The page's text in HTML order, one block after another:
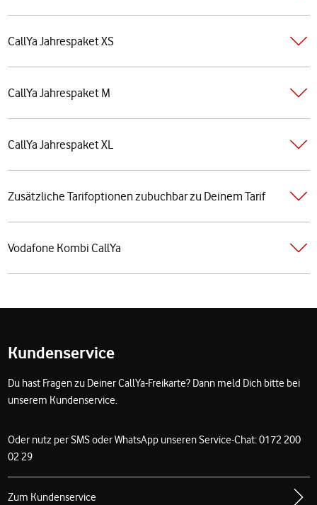
CallYa Jahrespaket XS
CallYa Jahrespaket M
CallYa Jahrespaket XL
Zusätzliche Tarifoptionen zubuchbar zu Deinem Tarif
Vodafone Kombi CallYa
Kundenservice
Du hast Fragen zu Deiner CallYa-Freikarte? Dann meld Dich bitte bei
unserem Kundenservice.
Oder nutz per SMS oder WhatsApp unseren Service-Chat: 0172 200
02 29
Zum Kundenservice